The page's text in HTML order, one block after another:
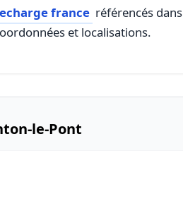
france référencés
et localisations.
le-Pont